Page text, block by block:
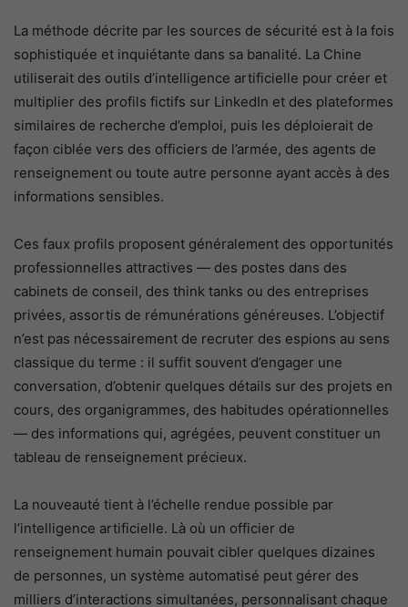
La méthode décrite par les sources de sécurité est à la fois
sophistiquée et inquiétante dans sa banalité. La Chine
utiliserait des outils d’intelligence artificielle pour créer et
multiplier des profils fictifs sur LinkedIn et des plateformes
similaires de recherche d’emploi, puis les déploierait de
façon ciblée vers des officiers de l’armée, des agents de
renseignement ou toute autre personne ayant accès à des
informations sensibles.
Ces faux profils proposent généralement des opportunités
professionnelles attractives — des postes dans des
cabinets de conseil, des think tanks ou des entreprises
privées, assortis de rémunérations généreuses. L’objectif
n’est pas nécessairement de recruter des espions au sens
classique du terme : il suffit souvent d’engager une
conversation, d’obtenir quelques détails sur des projets en
cours, des organigrammes, des habitudes opérationnelles
— des informations qui, agrégées, peuvent constituer un
tableau de renseignement précieux.
La nouveauté tient à l’échelle rendue possible par
l’intelligence artificielle. Là où un officier de
renseignement humain pouvait cibler quelques dizaines
de personnes, un système automatisé peut gérer des
milliers d’interactions simultanées, personnalisant chaque